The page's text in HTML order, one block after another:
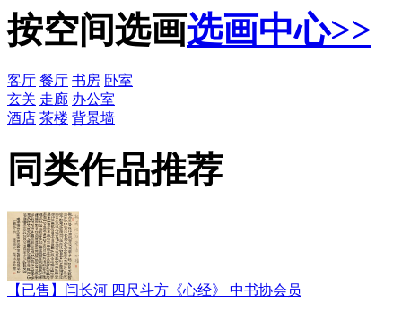
按空间选画选画中心>>
客厅 餐厅 书房 卧室
玄关 走廊 办公室
酒店 茶楼 背景墙
同类作品推荐
【已售】闫长河 四尺斗方《心经》 中书协会员